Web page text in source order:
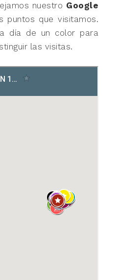
nuestro Google
puntos que visitamos.
día de un color para
las visitas.